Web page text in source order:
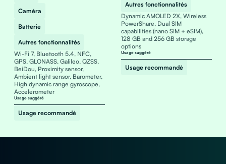
Caméra
Batterie
Autres fonctionnalités
Wi-Fi 7, Bluetooth 5.4, NFC,
GPS, GLONASS, Galileo, QZSS,
BeiDou, Proximity sensor,
Ambient light sensor, Barometer,
High dynamic range gyroscope,
Accelerometer
Usage suggéré
Usage recommandé
Autres fonctionnalités
Dynamic AMOLED 2X, Wireless
PowerShare, Dual SIM
capabilities (nano SIM + eSIM),
128 GB and 256 GB storage
options
Usage suggéré
Usage recommandé